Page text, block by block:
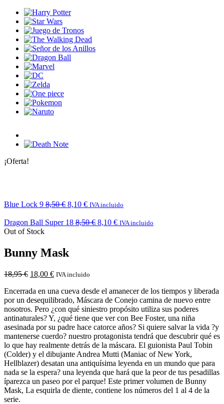
¡Oferta!
Blue Lock 9 8,50€ 8,10 € IVA incluido
Dragon Ball Super 18 8,50€ 8,10 € IVA incluido
Out of Stock
Bunny Mask
18,95€ 18,00 € IVA incluido
Encerrada en una cueva desde el amanecer de los tiempos y liberada
por un desequilibrado, Máscara de Conejo camina de nuevo entre
nosotros. Pero ¿con qué siniestro propósito utiliza sus poderes
antinaturales? Y, ¿qué tiene que ver con Bee Foster, una niña
asesinada por su padre hace catorce años? Si quiere salvar la vida ?y
mantenerse cuerdo? nuestro protagonista tendrá que descubrir qué es
lo que hay realmente detrás de la máscara. El guionista Paul Tobin
(Colder) y el dibujante Andrea Mutti (Maniac of New York,
Hellblazer) desatan una antiquísima leyenda en un mundo que para
nada se la espera? una leyenda que hará que la peor de tus pesadillas
íparezca un paseo por el parque! Este primer volumen de Bunny
Mask, La esquirla de diente, contiene los números del 1 al 4 de la
serie.